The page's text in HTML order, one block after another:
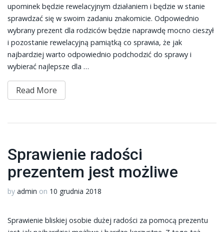
upominek będzie rewelacyjnym działaniem i będzie w stanie
sprawdzać się w swoim zadaniu znakomicie. Odpowiednio
wybrany prezent dla rodziców będzie naprawdę mocno cieszył
i pozostanie rewelacyjną pamiątką co sprawia, że jak
najbardziej warto odpowiednio podchodzić do sprawy i
wybierać najlepsze dla …
Read More
Sprawienie radości
prezentem jest możliwe
by admin on 10 grudnia 2018
Sprawienie bliskiej osobie dużej radości za pomocą prezentu